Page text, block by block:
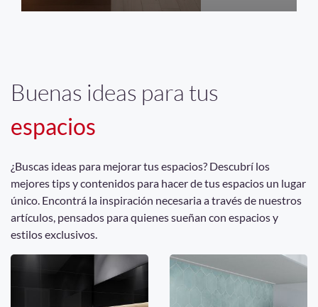
Buenas ideas para tus
espacios
¿Buscas ideas para mejorar tus espacios? Descubrí los
mejores tips y contenidos para hacer de tus espacios un lugar
único. Encontrá la inspiración necesaria a través de nuestros
artículos, pensados para quienes sueñan con espacios y
estilos exclusivos.